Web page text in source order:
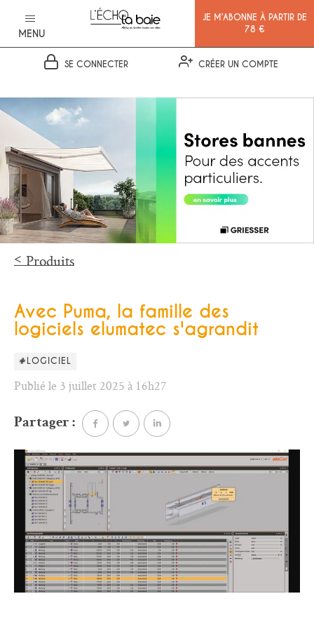
MENU
JE M’ABONNE À PARTIR DE
78 €
SE CONNECTER CRÉER UN COMPTE
Produits
Avec Puma, la famille des
logiciels elumatec s'agrandit
#LOGICIEL
Publié le 3 juillet 2025 à 16h27
Partager :